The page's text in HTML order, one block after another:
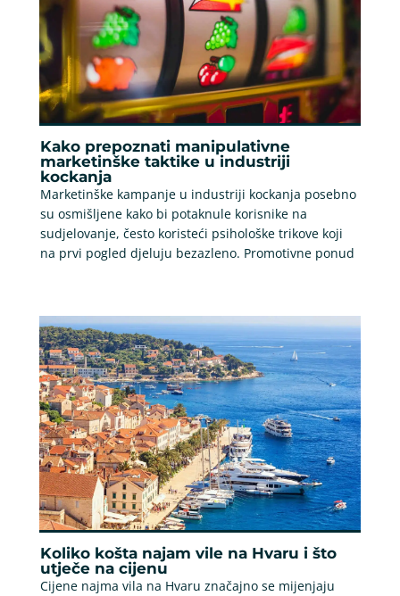
Kako prepoznati manipulativne
marketinške taktike u industriji
kockanja
Marketinške kampanje u industriji kockanja posebno
su osmišljene kako bi potaknule korisnike na
sudjelovanje, često koristeći psihološke trikove koji
na prvi pogled djeluju bezazleno. Promotivne ponud
Koliko košta najam vile na Hvaru i što
utječe na cijenu
Cijene najma vila na Hvaru značajno se mijenjaju